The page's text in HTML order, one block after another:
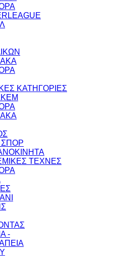
ΚΑΤΗΓΟΡΙΕΣ
ΣΠΟΡ
ΤΕΧΝΕΣ
-